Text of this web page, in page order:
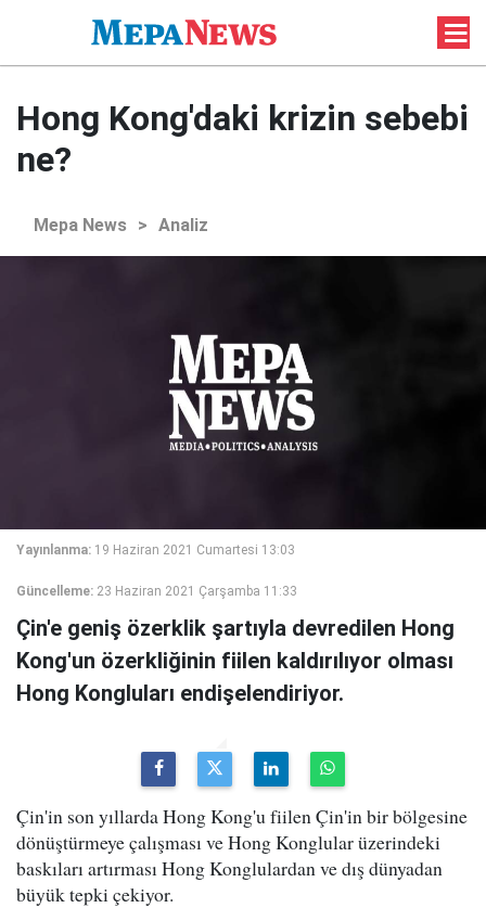
Hong Kong'daki krizin sebebi
ne?
Mepa News > Analiz
Yayınlanma: 19 Haziran 2021 Cumartesi 13:03
Güncelleme: 23 Haziran 2021 Çarşamba 11:33
Çin'e geniş özerklik şartıyla devredilen Hong
Kong'un özerkliğinin fiilen kaldırılıyor olması
Hong Kongluları endişelendiriyor.
Çin'in son yıllarda Hong Kong'u fiilen Çin'in bir bölgesine
dönüştürmeye çalışması ve Hong Konglular üzerindeki
baskıları artırması Hong Konglulardan ve dış dünyadan
büyük tepki çekiyor.